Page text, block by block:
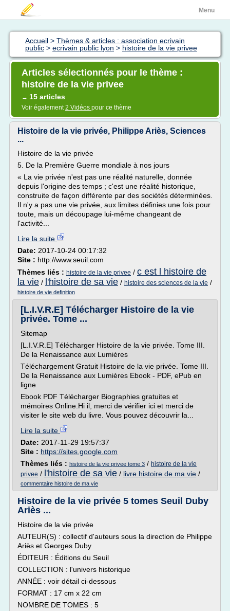
Menu
Accueil > Thèmes & articles : association ecrivain
public > ecrivain public lyon > histoire de la vie privee
Articles sélectionnés pour le thème :
histoire de la vie privee
→ 15 articles
Voir également2 Vidéos pour ce thème
Histoire de la vie privée, Philippe Ariès, Sciences
...
Histoire de la vie privée
5. De la Première Guerre mondiale à nos jours
« La vie privée n'est pas une réalité naturelle, donnée
depuis l'origine des temps ; c'est une réalité historique,
construite de façon différente par des sociétés déterminées.
Il n'y a pas une vie privée, aux limites définies une fois pour
toute, mais un découpage lui-même changeant de
l'activité...
Lire la suite
Date: 2017-10-24 00:17:32
Site : http://www.seuil.com
Thèmes liés : histoire de la vie privee / c est l histoire de
la vie / l'histoire de sa vie / histoire des sciences de la vie /
histoire de vie definition
[L.I.V.R.E] Télécharger Histoire de la vie
privée. Tome ...
Sitemap
[L.I.V.R.E] Télécharger Histoire de la vie privée. Tome III.
De la Renaissance aux Lumières
Téléchargement Gratuit Histoire de la vie privée. Tome III.
De la Renaissance aux Lumières Ebook - PDF, ePub en
ligne
Ebook PDF Télécharger Biographies gratuites et
mémoires Online.Hi il, merci de vérifier ici et merci de
visiter le site web du livre. Vous pouvez découvrir la...
Lire la suite
Date: 2017-11-29 19:57:37
Site : https://sites.google.com
Thèmes liés : histoire de la vie privee tome 3 / histoire de la vie
privee / l'histoire de sa vie / livre histoire de ma vie /
commentaire histoire de ma vie
Histoire de la vie privée 5 tomes Seuil Duby
Ariès ...
Histoire de la vie privée
AUTEUR(S) : collectif d'auteurs sous la direction de Philippe
Ariès et Georges Duby
ÉDITEUR : Éditions du Seuil
COLLECTION : l'univers historique
ANNÉE : voir détail ci-dessous
FORMAT : 17 cm x 22 cm
NOMBRE DE TOMES : 5